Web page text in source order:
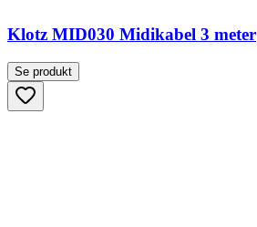
Klotz MID030 Midikabel 3 meter
Se produkt